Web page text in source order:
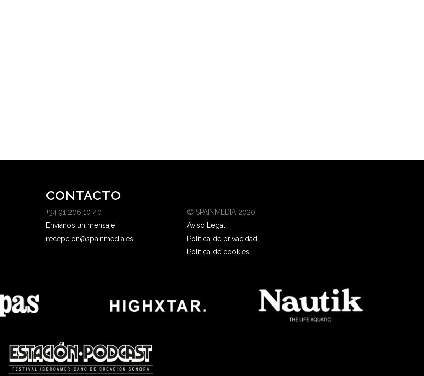
CONTACTO
+34 91 206 10 40
Envíanos un mensaje
recepcion@spainmedia.es
© SPAINMEDIA 2020
Aviso Legal
Política de privacidad
Política de cookies